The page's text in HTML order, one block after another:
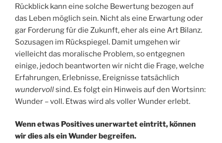
Rückblick kann eine solche Bewertung bezogen auf
das Leben möglich sein. Nicht als eine Erwartung oder
gar Forderung für die Zukunft, eher als eine Art Bilanz.
Sozusagen im Rückspiegel. Damit umgehen wir
vielleicht das moralische Problem, so entgegnen
einige, jedoch beantworten wir nicht die Frage, welche
Erfahrungen, Erlebnisse, Ereignisse tatsächlich
wundervollsind. Es folgt ein Hinweis auf den Wortsinn:
Wunder – voll. Etwas wird als voller Wunder erlebt.
Wenn etwas Positives unerwartet eintritt, können
wir dies als ein Wunder begreifen.